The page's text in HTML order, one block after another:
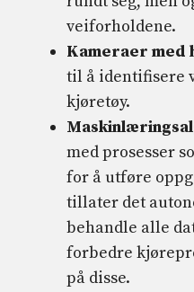
veiforholdene.
Kameraer med
til å identifisere
kjøretøy.
med prosesser
for å utføre
tillater det
behandle alle
forbedre
på disse.